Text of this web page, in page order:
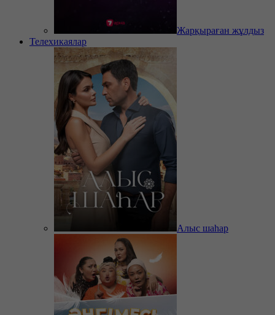
Жарқыраған жұлдыз
Телехикаялар
Алыс шаһар